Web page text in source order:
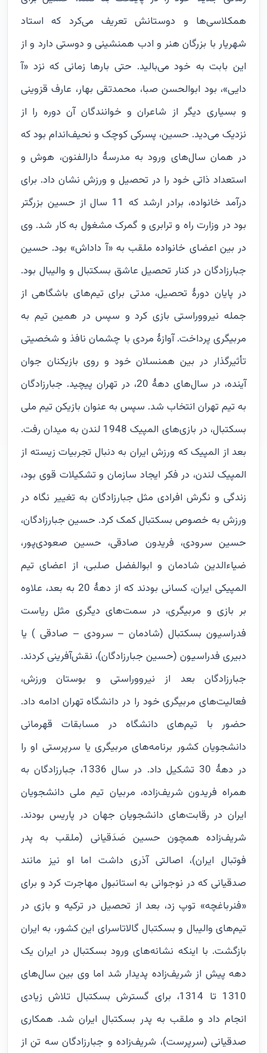
همکلاسی‌ها و دوستانش تعریف می‌کرد که استاد
شهریار با بزرگان هنر و ادب همنشینی و دوستی دارد و از
این بابت به خود می‌بالید. حتی بارها زمانی که نزد «آ
دایی»، بود ابوالحسن صبا، محمدتقی بهار، عارف قزوینی
و بسیاری دیگر از شاعران و خوانندگان آن دوره را از
نزدیک می‌دید. حسین، پسرکی کوچک و نحیف‌اندام بود که
در همان سال‌های ورود به مدرسۀ دارالفنون، هوش و
استعداد ذاتی خود را در تحصیل و ورزش نشان داد. برای
درآمد خانواده، برادر ارشد که 11 سال از حسین بزرگتر
بود در وزارت راه و ترابری و گمرک مشغول به کار شد. وی
در بین اعضای خانواده ملقب به «آ داداش» بود. حسین
جبارزادگان در کنار تحصیل عاشق بسکتبال و والیبال بود.
در پایان دورۀ تحصیل، مدتی برای تیم‌های باشگاهی از
جمله نیرووراستی بازی کرد و سپس در همین تیم به
مربیگری پرداخت. آوازۀ مردی با چشمان نافذ و شخصیتی
تأثیرگذار در بین همنسلان خود و روی بازیکنان جوان
آینده، در سال‌های دهۀ 20، در تهران پیچید. جبارزادگان
به تیم تهران انتخاب شد. سپس به عنوان بازیکن تیم ملی
بسکتبال، در بازی‌های المپیک 1948 لندن به میدان رفت.
بعد از المپیک که ورزش ایران به دنبال تجربیات زیسته از
المپیک لندن، در فکر ایجاد سازمان و تشکیلات قوی بود،
زندگی و نگرش افرادی مثل جبارزادگان به تغییر نگاه در
ورزش به خصوص بسکتبال کمک کرد. حسین جبارزادگان،
حسین سرودی، فریدون صادقی، حسین صعودی‌پور،
ضیاءالدین شادمان و ابوالفضل صلبی، از اعضای تیم
المپیکی ایران، کسانی بودند که از دهۀ 20 به بعد، علاوه
بر بازی و مربیگری، در سمت‌های دیگری مثل ریاست
فدراسیون بسکتبال (شادمان – سرودی – صادقی ) یا
دبیری فدراسیون (حسین جبارزادگان)، نقش‌آفرینی کردند.
جبارزادگان بعد از نیرووراستی و بوستان ورزش،
فعالیت‌های مربیگری خود را در دانشگاه تهران ادامه داد.
حضور با تیم‌های دانشگاه در مسابقات قهرمانی
دانشجویان کشور برنامه‌های مربیگری یا سرپرستی او را
در دهۀ 30 تشکیل داد. در سال 1336، جبارزادگان به
همراه فریدون شریف‌زاده، مربیان تیم ملی دانشجویان
ایران در رقابت‌های دانشجویان جهان در پاریس بودند.
شریف‌زاده همچون حسین صَدَقیانی (ملقب به پدر
فوتبال ایران)، اصالتی آذری داشت اما او نیز مانند
صدقیانی که در نوجوانی به استانبول مهاجرت کرد و برای
«فنرباغچه» توپ زد، بعد از تحصیل در ترکیه و بازی در
تیم‌های والیبال و بسکتبال گالاتاسرای این کشور، به ایران
بازگشت. با اینکه نشانه‌های ورود بسکتبال در ایران یک
دهه پیش از شریف‌زاده پدیدار شد اما وی بین سال‌های
1310 تا 1314، برای گسترش بسکتبال تلاش زیادی
انجام داد و ملقب به پدر بسکتبال ایران شد. همکاری
صدقیانی (سرپرست)، شریف‌زاده و جبارزادگان سه تن از